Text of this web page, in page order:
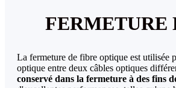
FERMETURE
La fermeture de fibre optique est utilisée
optique entre deux câbles optiques
conservé dans la fermeture à des fins